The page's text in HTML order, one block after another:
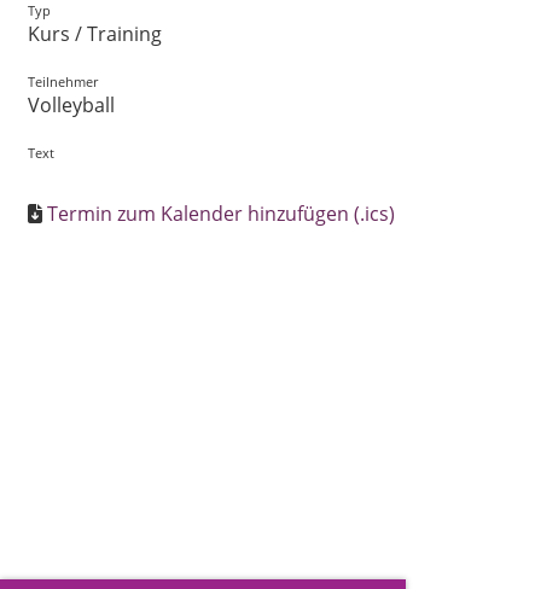
Typ
Kurs / Training
Teilnehmer
Volleyball
Text
Termin zum Kalender hinzufügen (.ics)